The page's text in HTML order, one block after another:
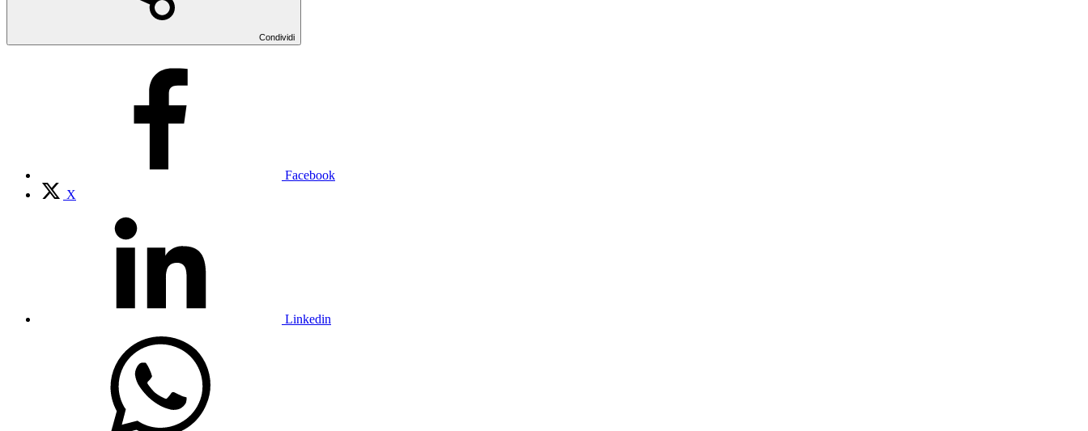
Condividi
Facebook
X
Linkedin